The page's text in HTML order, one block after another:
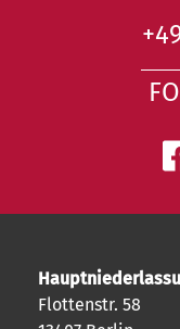
Flottenstr. 58